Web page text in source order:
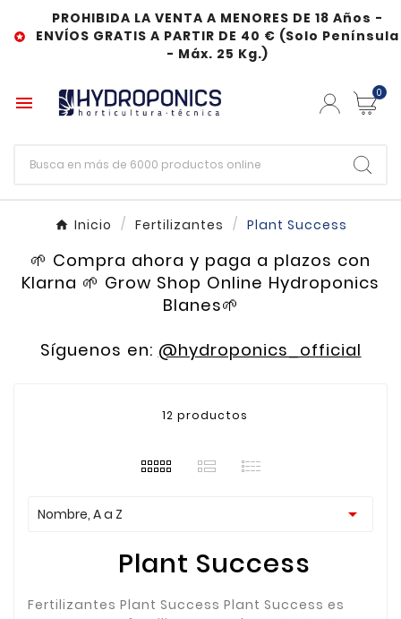

PROHIBIDA LA VENTA A MENORES DE 18 Años -
ENVÍOS GRATIS A PARTIR DE 40 € (Solo Península
- Máx. 25 Kg.)
 0
Inicio Fertilizantes Plant Success
🌱 Compra ahora y paga a plazos con
Klarna 🌱 Grow Shop Online Hydroponics
Blanes🌱
Síguenos en: @hydroponics_official
12 productos
Nombre, A a Z 
Plant Success
Fertilizantes Plant Success Plant Success es